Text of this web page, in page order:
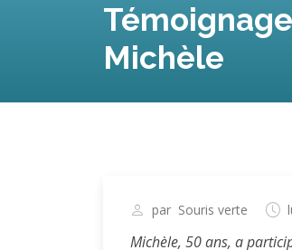
Michèle
par Souris verte
Michèle, 50 ans, a